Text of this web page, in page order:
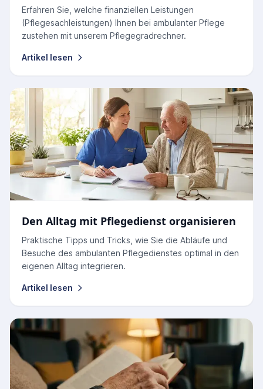
Erfahren Sie, welche finanziellen Leistungen
(Pflegesachleistungen) Ihnen bei ambulanter Pflege
zustehen mit unserem Pflegegradrechner.
Artikel lesen
Den Alltag mit Pflegedienst organisieren
Praktische Tipps und Tricks, wie Sie die Abläufe und
Besuche des ambulanten Pflegedienstes optimal in den
eigenen Alltag integrieren.
Artikel lesen